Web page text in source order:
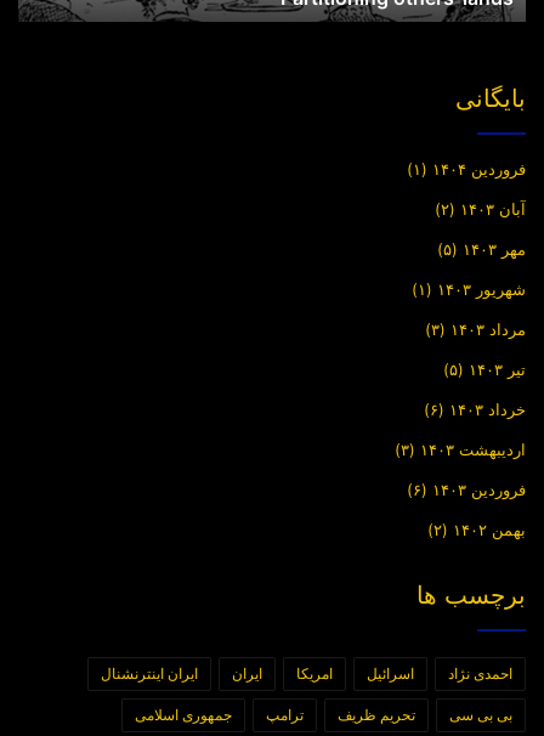
بایگانی
فروردین ۱۴۰۴ (۱)
آبان ۱۴۰۳ (۲)
مهر ۱۴۰۳ (۵)
شهریور ۱۴۰۳ (۱)
مرداد ۱۴۰۳ (۳)
تیر ۱۴۰۳ (۵)
خرداد ۱۴۰۳ (۶)
اردیبهشت ۱۴۰۳ (۳)
فروردین ۱۴۰۳ (۶)
بهمن ۱۴۰۲ (۲)
برچسب ها
احمدی نژاد اسرائیل امریکا ایران ایران اینترنشنال
بی بی سی تحریم ظریف ترامپ جمهوری اسلامی